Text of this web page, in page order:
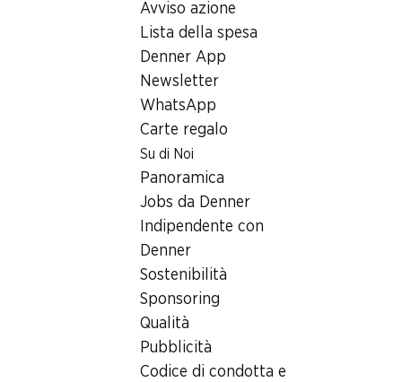
Avviso azione
Lista della spesa
Denner App
Newsletter
WhatsApp
Carte regalo
Su di Noi
Panoramica
Jobs da Denner
Indipendente con
Denner
Sostenibilità
Sponsoring
Qualità
Pubblicità
Codice di condotta e
Orari di apertura speciali
Prelievo di contanti con Post-Card / M-